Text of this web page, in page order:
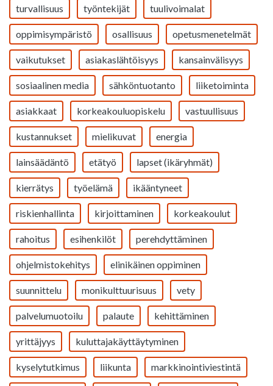
turvallisuus työntekijät tuulivoimalat
oppimisympäristö osallisuus opetusmenetelmät
vaikutukset asiakaslähtöisyys kansainvälisyys
sosiaalinen media sähköntuotanto liiketoiminta
asiakkaat korkeakouluopiskelu vastuullisuus
kustannukset mielikuvat energia
lainsäädäntö etätyö lapset (ikäryhmät)
kierrätys työelämä ikääntyneet
riskienhallinta kirjoittaminen korkeakoulut
rahoitus esihenkilöt perehdyttäminen
ohjelmistokehitys elinikäinen oppiminen
suunnittelu monikulttuurisuus vety
palvelumuotoilu palaute kehittäminen
yrittäjyys kuluttajakäyttäytyminen
kyselytutkimus liikunta markkinointiviestintä